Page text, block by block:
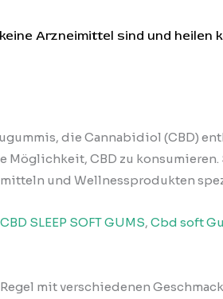
Arzneimittel sind und heilen
die Cannabidiol (CBD)
CBD zu
und Wellnessprodukten
CBD SLEEP SOFT GUMS, Cbd soft
mit verschiedenen